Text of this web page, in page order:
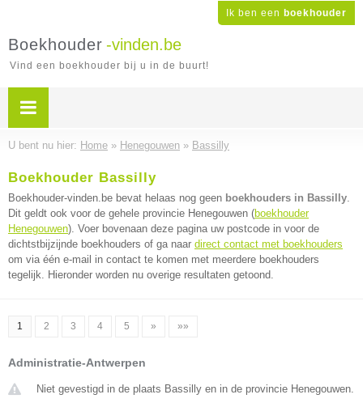
Ik ben een boekhouder
Boekhouder -vinden.be
Vind een boekhouder bij u in de buurt!
U bent nu hier: Home » Henegouwen » Bassilly
Boekhouder Bassilly
Boekhouder-vinden.be bevat helaas nog geen boekhouders in Bassilly.
Dit geldt ook voor de gehele provincie Henegouwen (boekhouder
Henegouwen). Voer bovenaan deze pagina uw postcode in voor de
dichtstbijzijnde boekhouders of ga naar direct contact met boekhouders
om via één e-mail in contact te komen met meerdere boekhouders
tegelijk. Hieronder worden nu overige resultaten getoond.
1 2 3 4 5 » »»
Administratie-Antwerpen
Niet gevestigd in de plaats Bassilly en in de provincie Henegouwen.